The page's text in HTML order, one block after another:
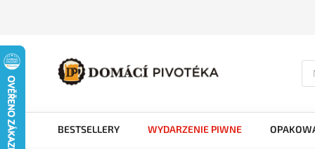
BESTSELLERY WYDARZENIE PIWNE